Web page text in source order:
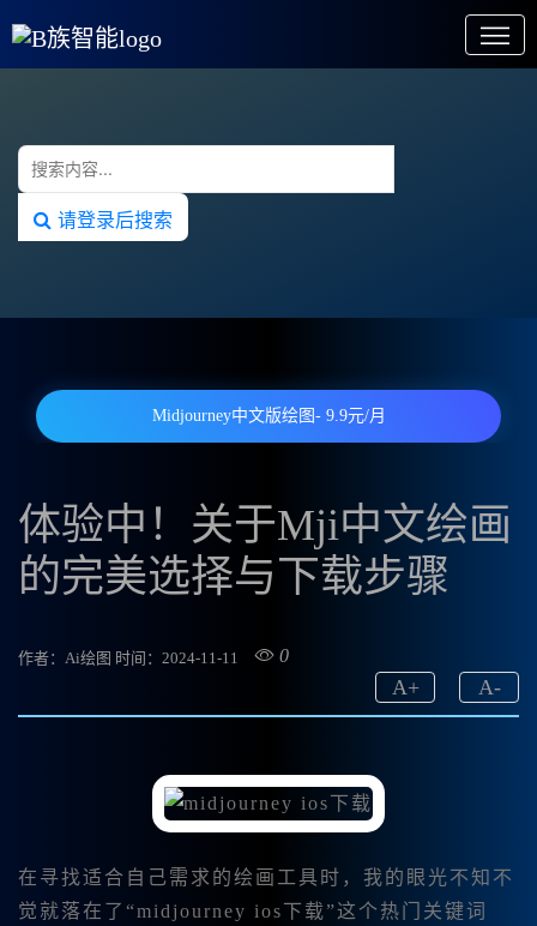
请登录后搜索
Midjourney中文版绘图- 9.9元/月
体验中！关于Mji中文绘画
的完美选择与下载步骤
作者：Ai绘图 时间：2024-11-11 0
A-
A+
在寻找适合自己需求的绘画工具时，我的眼光不知不
觉就落在了“midjourney ios下载”这个热门关键词